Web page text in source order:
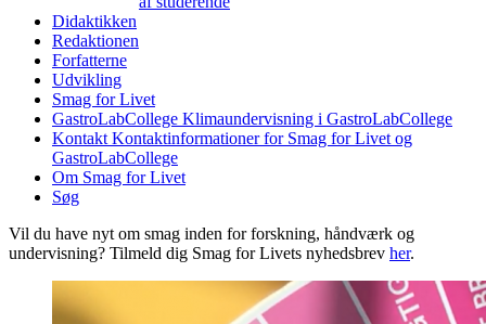
Didaktikken
Redaktionen
Forfatterne
Udvikling
Smag for Livet
GastroLabCollege Klimaundervisning i GastroLabCollege
Kontakt Kontaktinformationer for Smag for Livet og
GastroLabCollege
Om Smag for Livet
Søg
Vil du have nyt om smag inden for forskning, håndværk og
undervisning? Tilmeld dig Smag for Livets nyhedsbrev her.